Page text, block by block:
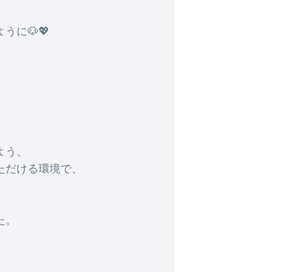
うに🐶💖
、
ける環境で、